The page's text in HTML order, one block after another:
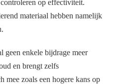
op effectiviteit.
materiaal hebben namelijk
geen enkele bijdrage meer
en brengt zelfs
mee zoals een hogere kans op